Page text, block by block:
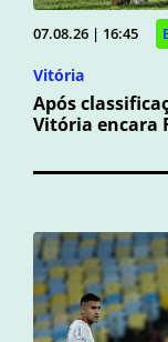
07.08.26 | 16:45
Vitória
Após
Vitória encara